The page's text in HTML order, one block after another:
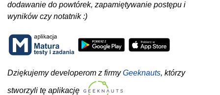
dodawanie do powtórek, zapamiętywanie postępu i
wyników czy notatnik :)
Dziękujemy developerom z firmyGeeknauts, którzy
stworzyli tę aplikację